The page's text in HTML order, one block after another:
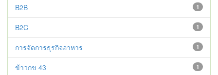
1
B2B
1
B2C
1
การจัดการธุรกิจอาหาร
1
ข้าวกข 43